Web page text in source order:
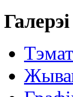
Галерэі